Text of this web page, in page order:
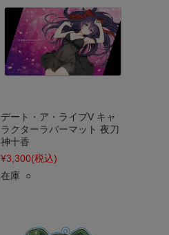
デート・ア・ライブV キャ
ラクターラバーマット 夜刀
神十香
¥3,300(税込)
在庫 ○